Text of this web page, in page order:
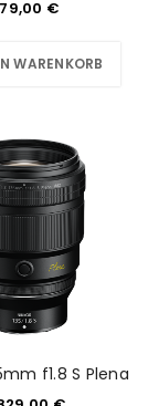
€
WARENKORB
f1.8 S Plena